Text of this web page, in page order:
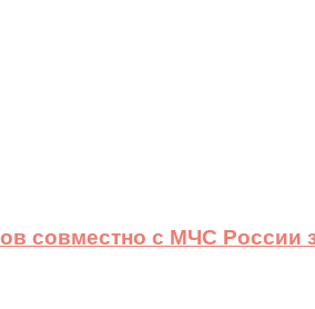
совместно с МЧС России